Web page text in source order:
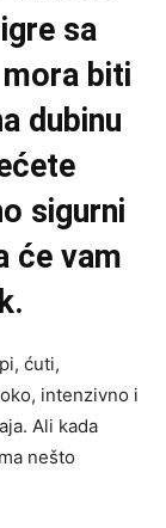
sa
biti
dubinu
sigurni
će vam
ćuti,
intenzivno i
Ali kada
nešto